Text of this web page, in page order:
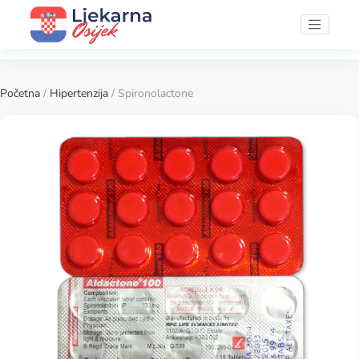
Početna / Hipertenzija / Spironolactone